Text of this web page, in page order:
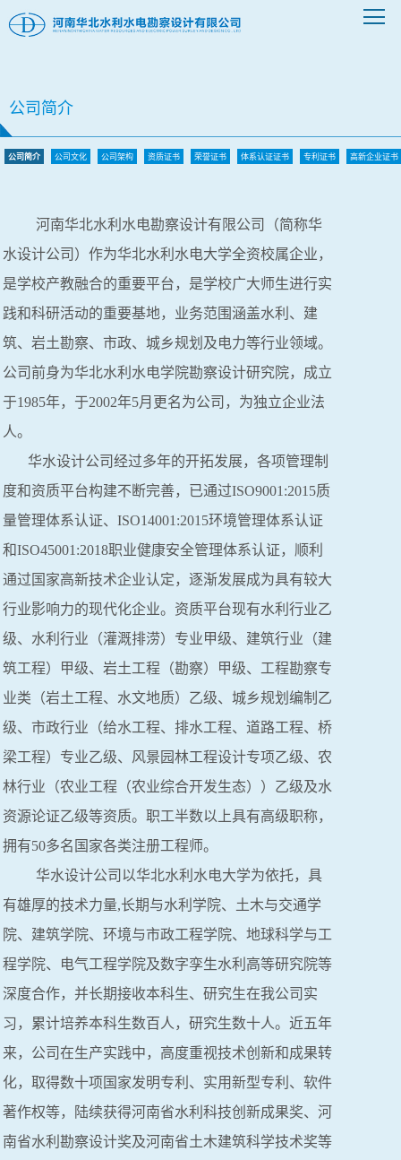
公司简介
公司简介 公司文化 公司架构 资质证书 荣誉证书 体系认证证书 专利证书 高新企业证书
河南华北水利水电勘察设计有限公司（简称华
水设计公司）作为华北水利水电大学全资校属企业，
是学校产教融合的重要平台，是学校广大师生进行实
践和科研活动的重要基地，业务范围涵盖水利、建
筑、岩土勘察、市政、城乡规划及电力等行业领域。
公司前身为华北水利水电学院勘察设计研究院，成立
于1985年，于2002年5月更名为公司，为独立企业法
人。
华水设计公司经过多年的开拓发展，各项管理制
度和资质平台构建不断完善，已通过ISO9001:2015质
量管理体系认证、ISO14001:2015环境管理体系认证
和ISO45001:2018职业健康安全管理体系认证，顺利
通过国家高新技术企业认定，逐渐发展成为具有较大
行业影响力的现代化企业。资质平台现有水利行业乙
级、水利行业（灌溉排涝）专业甲级、建筑行业（建
筑工程）甲级、岩土工程（勘察）甲级、工程勘察专
业类（岩土工程、水文地质）乙级、城乡规划编制乙
级、市政行业（给水工程、排水工程、道路工程、桥
梁工程）专业乙级、风景园林工程设计专项乙级、农
林行业（农业工程（农业综合开发生态））乙级及水
资源论证乙级等资质。职工半数以上具有高级职称，
拥有50多名国家各类注册工程师。
华水设计公司以华北水利水电大学为依托，具
有雄厚的技术力量,长期与水利学院、土木与交通学
院、建筑学院、环境与市政工程学院、地球科学与工
程学院、电气工程学院及数字孪生水利高等研究院等
深度合作，并长期接收本科生、研究生在我公司实
习，累计培养本科生数百人，研究生数十人。近五年
来，公司在生产实践中，高度重视技术创新和成果转
化，取得数十项国家发明专利、实用新型专利、软件
著作权等，陆续获得河南省水利科技创新成果奖、河
南省水利勘察设计奖及河南省土木建筑科学技术奖等